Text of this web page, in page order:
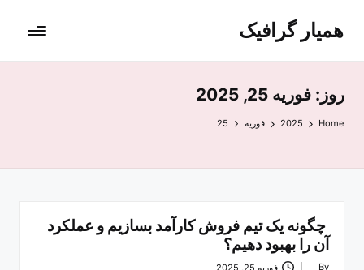
همیار گرافیک
روز: فوریه 25, 2025
Home
2025 فوریه 25
چگونه یک تیم فروش کارآمد بسازیم و عملکرد
آن را بهبود دهیم؟
By فوریه 25, 2025